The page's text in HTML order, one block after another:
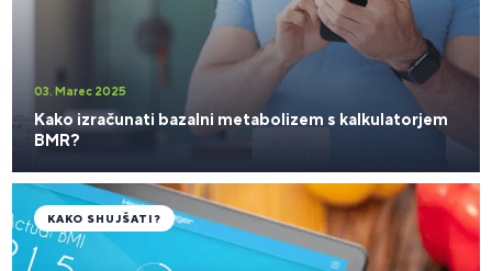
03. Marec 2025
Kako izračunati bazalni metabolizem s kalkulatorjem
BMR?
KAKO SHUJŠATI?